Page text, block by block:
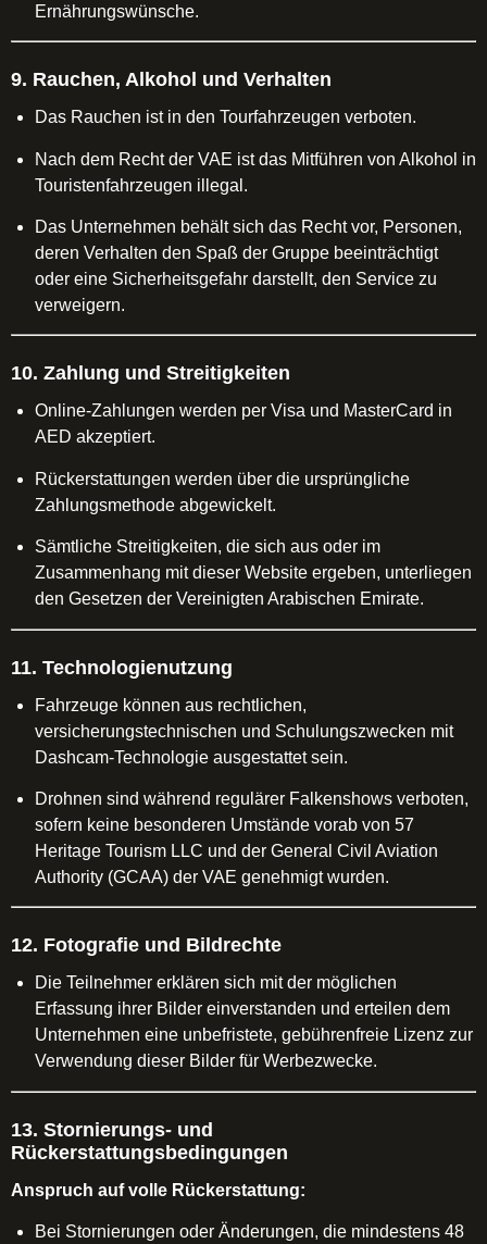
Ernährungswünsche.
9. Rauchen, Alkohol und Verhalten
Das Rauchen ist in den Tourfahrzeugen verboten.
Nach dem Recht der VAE ist das Mitführen von Alkohol in
Touristenfahrzeugen illegal.
Das Unternehmen behält sich das Recht vor, Personen,
deren Verhalten den Spaß der Gruppe beeinträchtigt
oder eine Sicherheitsgefahr darstellt, den Service zu
verweigern.
10. Zahlung und Streitigkeiten
Online-Zahlungen werden per Visa und MasterCard in
AED akzeptiert.
Rückerstattungen werden über die ursprüngliche
Zahlungsmethode abgewickelt.
Sämtliche Streitigkeiten, die sich aus oder im
Zusammenhang mit dieser Website ergeben, unterliegen
den Gesetzen der Vereinigten Arabischen Emirate.
11. Technologienutzung
Fahrzeuge können aus rechtlichen,
versicherungstechnischen und Schulungszwecken mit
Dashcam-Technologie ausgestattet sein.
Drohnen sind während regulärer Falkenshows verboten,
sofern keine besonderen Umstände vorab von 57
Heritage Tourism LLC und der General Civil Aviation
Authority (GCAA) der VAE genehmigt wurden.
12. Fotografie und Bildrechte
Die Teilnehmer erklären sich mit der möglichen
Erfassung ihrer Bilder einverstanden und erteilen dem
Unternehmen eine unbefristete, gebührenfreie Lizenz zur
Verwendung dieser Bilder für Werbezwecke.
13. Stornierungs- und
Rückerstattungsbedingungen
Anspruch auf volle Rückerstattung:
Bei Stornierungen oder Änderungen, die mindestens 48